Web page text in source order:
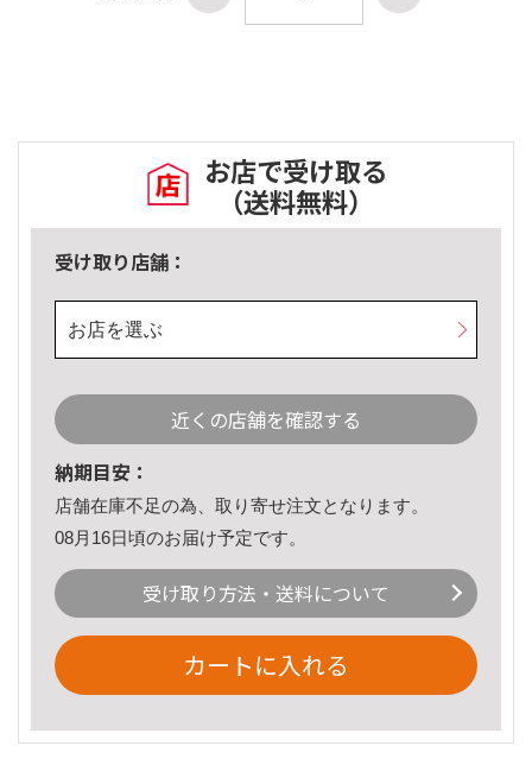
お店で受け取る
（送料無料）
受け取り店舗：
お店を選ぶ
近くの店舗を確認する
納期目安：
店舗在庫不足の為、取り寄せ注文となります。
08月16日頃のお届け予定です。
受け取り方法・送料について
カートに入れる